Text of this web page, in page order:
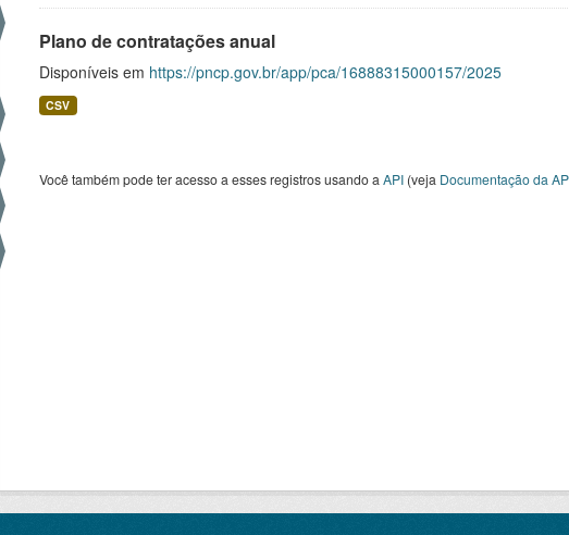
Plano de contratações anual
Disponíveis em https://pncp.gov.br/app/pca/16888315000157/2025
CSV
Você também pode ter acesso a esses registros usando a API(veja Documentação da